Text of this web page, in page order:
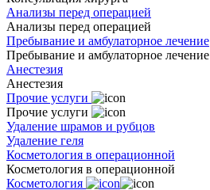
Анализы перед операцией
Анализы перед операцией
Пребывание и амбулаторное лечение
Пребывание и амбулаторное лечение
Анестезия
Анестезия
Прочие услуги
Прочие услуги
Удаление шрамов и рубцов
Удаление геля
Косметология в операционной
Косметология в операционной
Косметология